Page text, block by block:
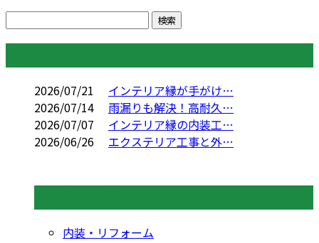
2026/07/21
インテリア縁が手がけ…
2026/07/14
雨漏りも解決！高耐久…
2026/07/07
インテリア縁の内装工…
2026/06/26
エクステリア工事と外…
内装・リフォーム